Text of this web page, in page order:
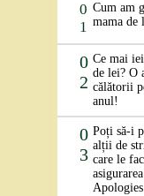
0
1
Cum am
mama de
0
2
Ce mai
de lei? O
călătorii
anul!
0
3
Poți să-i
alții de
care le
Apologies